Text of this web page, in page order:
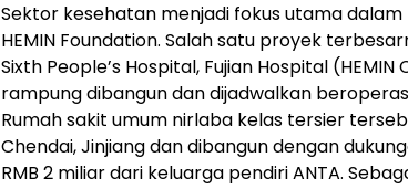
Sektor kesehatan menjadi fokus utama
HEMIN Foundation. Salah satu proyek
Sixth People’s Hospital, Fujian Hospital
rampung dibangun dan dijadwalkan
Rumah sakit umum nirlaba kelas tersier
Chendai, Jinjiang dan dibangun dengan
RMB 2 miliar dari keluarga pendiri ANTA.